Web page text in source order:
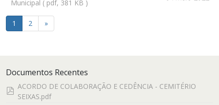
f
Municipal ( pdf, 381 KB )
1 2 »
Documentos Recentes
pdf
ACORDO DE COLABORAÇÃO E CEDÊNCIA - CEMITÉRIO
SEIXAS.pdf